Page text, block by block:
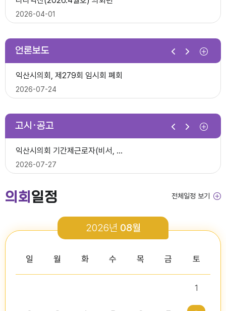
2026년 1분기 홍보예산 운용현황
다다익산(2026.4월호) 의회편
2026-07-07
제278회 익산시의회 임시회 의사일정(안)
2026-06-22
2026년 1분기 홍보예산 운용현황
2026-04-08
2026년도 회기운영 계획(변경)
2026-04-01
다다익산(2026.3월호) 의회편
2026-03-03
다다익산(2026.2월호) 의회편
2026-02-02
다다익산(2026.1월호) 의회편
언론보도
2026-06-26
익산시의회, 제279회 임시회 폐회
2026-07-24
2026-07-15
익산시의회, 제279회 임시회 개회
고시·공고
익산시의회 기간제근로자(중증장애 의원 활동보조) 채용 공고
2026-06-30
익산시의회 기간제근로자(비서, 행정보조) 채용 공고
2026-07-27
2026년도 제4회 익산시의회 지방임기제공무원 채용시험 최종합격..
의회 일정
2026년 08월
일 월 화 수 목 금 토
1
전체일정 보기